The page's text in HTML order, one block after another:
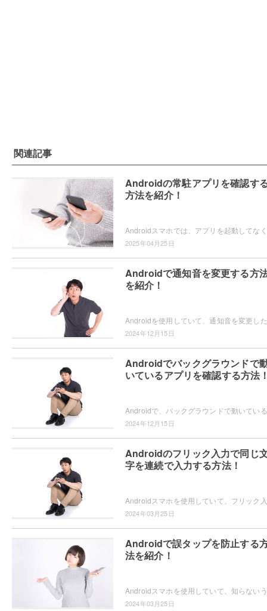
関連記事
Androidの常駐アプリを確認す
方法を紹介！
2025年04月25日
Androidで通知音を変更する方
を紹介！
2024年12月15日
Androidでバックグラウンドで
いているアプリを確認する方法
2024年12月15日
Androidのフリック入力で同じ
字を連続で入力する方法！
2024年03月25日
Androidで誤タップを防止する
法を紹介！
2024年03月25日